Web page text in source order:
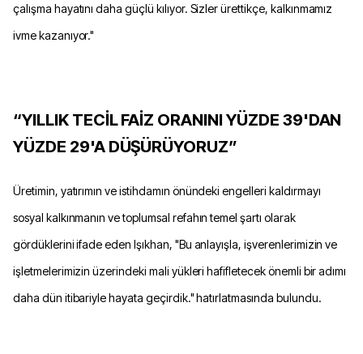
çalışma hayatını daha güçlü kılıyor. Sizler ürettikçe, kalkınmamız
ivme kazanıyor."
“YILLIK TECİL FAİZ ORANINI YÜZDE 39'DAN
YÜZDE 29'A DÜŞÜRÜYORUZ”
Üretimin, yatırımın ve istihdamın önündeki engelleri kaldırmayı
sosyal kalkınmanın ve toplumsal refahın temel şartı olarak
gördüklerini ifade eden Işıkhan, "Bu anlayışla, işverenlerimizin ve
işletmelerimizin üzerindeki mali yükleri hafifletecek önemli bir adımı
daha dün itibariyle hayata geçirdik." hatırlatmasında bulundu.